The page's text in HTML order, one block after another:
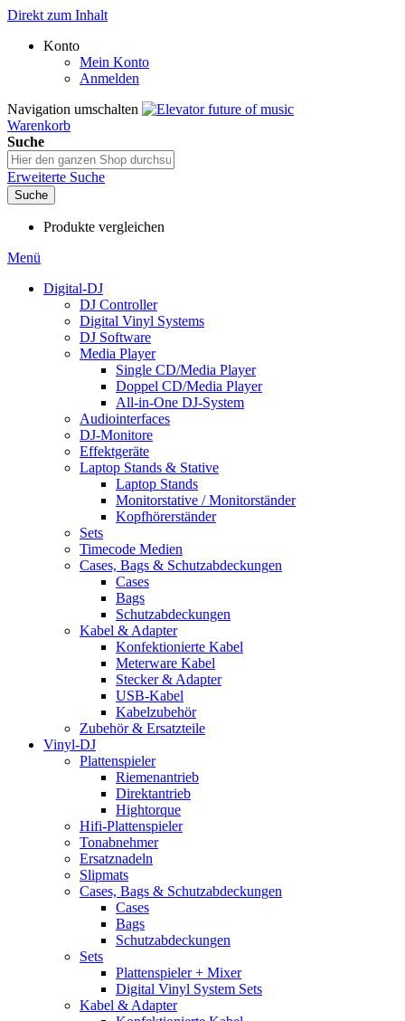
Direkt zum Inhalt
Konto
Mein Konto
Anmelden
Navigation umschalten
Warenkorb
Suche
Erweiterte Suche
Suche
Produkte vergleichen
Menü
Digital-DJ
DJ Controller
Digital Vinyl Systems
DJ Software
Media Player
Single CD/Media Player
Doppel CD/Media Player
All-in-One DJ-System
Audiointerfaces
DJ-Monitore
Effektgeräte
Laptop Stands & Stative
Laptop Stands
Monitorstative / Monitorständer
Kopfhörerständer
Sets
Timecode Medien
Cases, Bags & Schutzabdeckungen
Cases
Bags
Schutzabdeckungen
Kabel & Adapter
Konfektionierte Kabel
Meterware Kabel
Stecker & Adapter
USB-Kabel
Kabelzubehör
Zubehör & Ersatzteile
Vinyl-DJ
Plattenspieler
Riemenantrieb
Direktantrieb
Hightorque
Hifi-Plattenspieler
Tonabnehmer
Ersatznadeln
Slipmats
Cases, Bags & Schutzabdeckungen
Cases
Bags
Schutzabdeckungen
Sets
Plattenspieler + Mixer
Digital Vinyl System Sets
Kabel & Adapter